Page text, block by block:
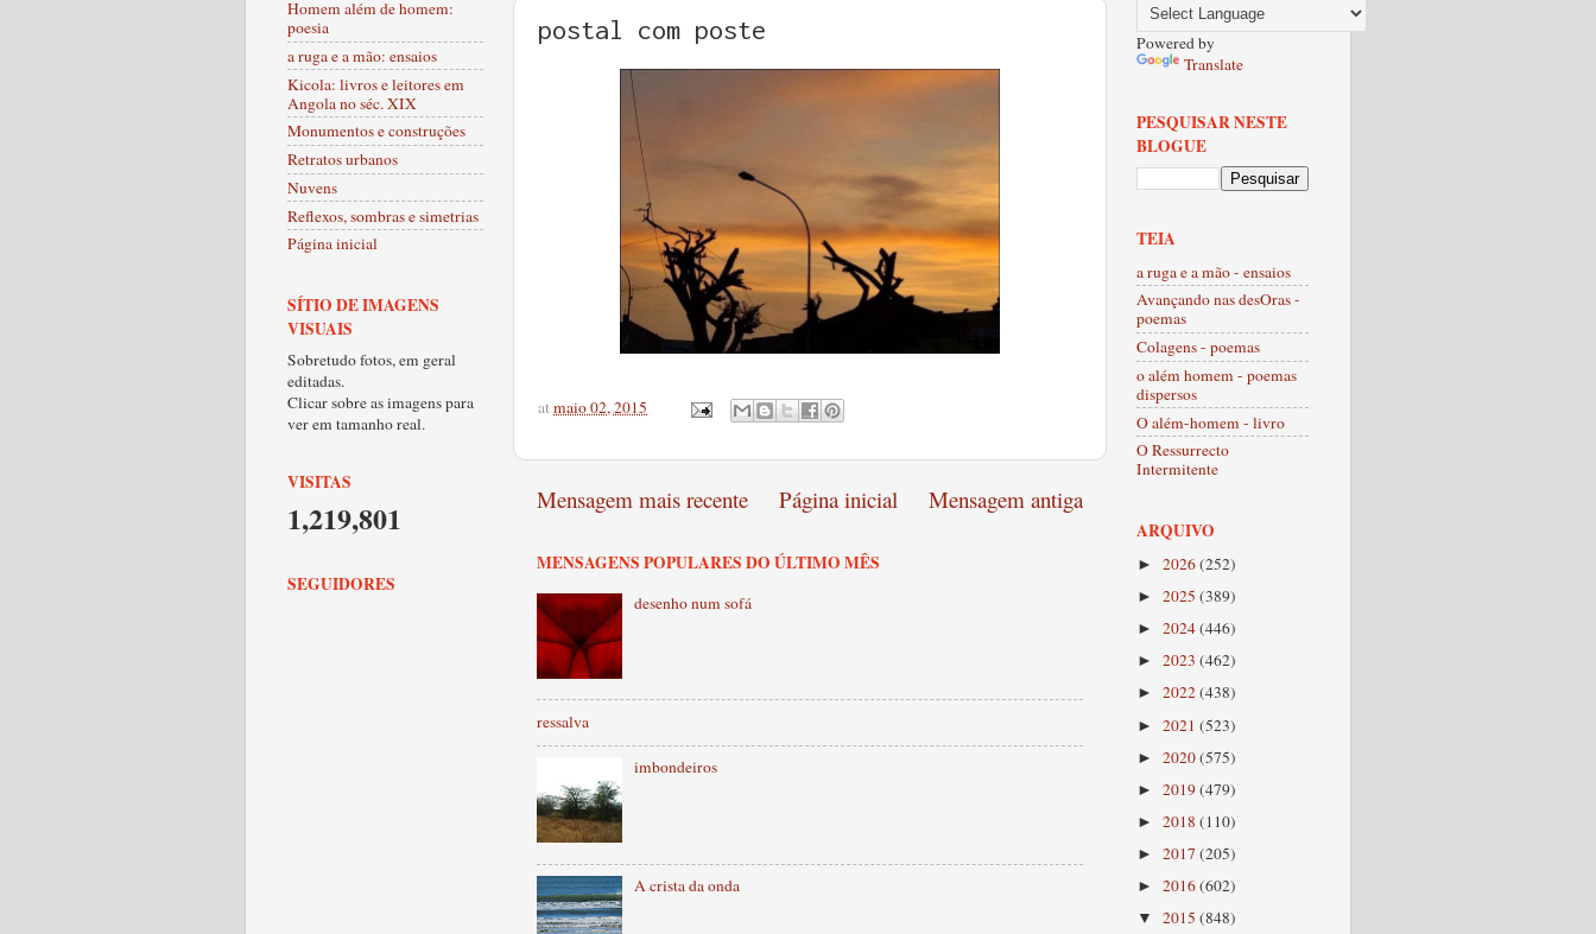
postal com poste
atmaio 02, 2015
Mensagem mais recente Mensagem antiga
Página inicial
MENSAGENS POPULARES DO ÚLTIMO MÊS
desenho num sofá
ressalva
imbondeiros
A crista da onda
Homem além de homem:
poesia
a ruga e a mão: ensaios
Kicola: livros e leitores em
Angola no séc. XIX
Monumentos e construções
Retratos urbanos
Nuvens
Reflexos, sombras e simetrias
Página inicial
SÍTIO DE IMAGENS
VISUAIS
Sobretudo fotos, em geral
editadas.
Clicar sobre as imagens para
ver em tamanho real.
VISITAS
1,219,801
SEGUIDORES
Powered by
Translate
PESQUISAR NESTE
BLOGUE
TEIA
a ruga e a mão - ensaios
Avançando nas desOras -
poemas
Colagens - poemas
o além homem - poemas
dispersos
O além-homem - livro
O Ressurrecto
Intermitente
ARQUIVO
► 2026(252)
► 2025 (389)
► 2024(446)
► 2023 (462)
► 2022(438)
► 2021 (523)
► 2020(575)
► 2019(479)
► 2018 (110)
► 2017 (205)
► 2016(602)
▼ 2015 (848)